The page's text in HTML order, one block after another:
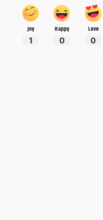
Joy
1
Happy
0
Love
0